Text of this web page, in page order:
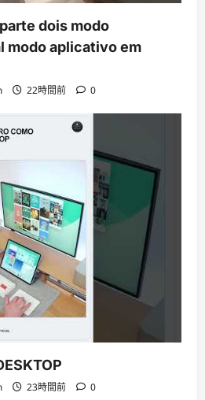
dois modo
modo aplicativo em
22時間前 0
23時間前 0